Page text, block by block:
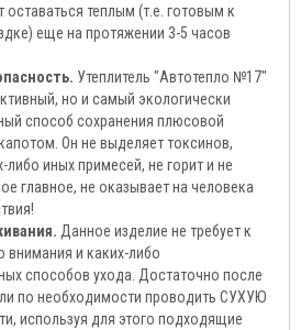
теплым (т.е. готовым к
еще на протяжении 3-5 часов
Утеплитель "Автотепло №17"
но и самый экологически
способ сохранения плюсовой
Он не выделяет токсинов,
либо иных примесей, не горит и не
главное, не оказывает на человека
Данное изделие не требует к
внимания и каких-либо
способов ухода. Достаточно после
по необходимости проводить СУХУЮ
используя для этого подходящие